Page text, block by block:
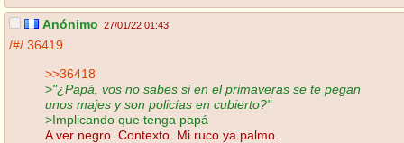
Anónimo 27/01/22 01:43
/#/ 36419
>>36418
>"¿Papá, vos no sabes si en el primaveras se te pegan
unos majes y son policías en cubierto?"
>Implicando que tenga papá
A ver negro. Contexto. Mi ruco ya palmo.